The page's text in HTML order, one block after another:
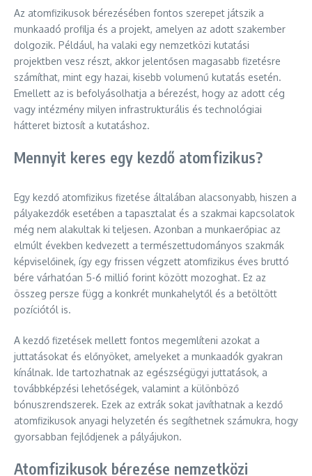
Az atomfizikusok bérezésében fontos szerepet játszik a
munkaadó profilja és a projekt, amelyen az adott szakember
dolgozik. Például, ha valaki egy nemzetközi kutatási
projektben vesz részt, akkor jelentősen magasabb fizetésre
számíthat, mint egy hazai, kisebb volumenű kutatás esetén.
Emellett az is befolyásolhatja a bérezést, hogy az adott cég
vagy intézmény milyen infrastrukturális és technológiai
hátteret biztosít a kutatáshoz.
Mennyit keres egy kezdő atomfizikus?
Egy kezdő atomfizikus fizetése általában alacsonyabb, hiszen a
pályakezdők esetében a tapasztalat és a szakmai kapcsolatok
még nem alakultak ki teljesen. Azonban a munkaerőpiac az
elmúlt években kedvezett a természettudományos szakmák
képviselőinek, így egy frissen végzett atomfizikus éves bruttó
bére várhatóan 5-6 millió forint között mozoghat. Ez az
összeg persze függ a konkrét munkahelytől és a betöltött
pozíciótól is.
A kezdő fizetések mellett fontos megemlíteni azokat a
juttatásokat és előnyöket, amelyeket a munkaadók gyakran
kínálnak. Ide tartozhatnak az egészségügyi juttatások, a
továbbképzési lehetőségek, valamint a különböző
bónuszrendszerek. Ezek az extrák sokat javíthatnak a kezdő
atomfizikusok anyagi helyzetén és segíthetnek számukra, hogy
gyorsabban fejlődjenek a pályájukon.
Atomfizikusok bérezése nemzetközi